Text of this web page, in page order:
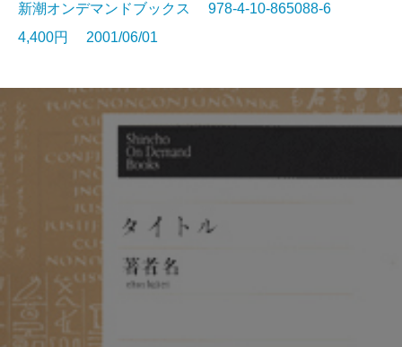
新潮オンデマンドブックス 978-4-10-865088-6
4,400円 2001/06/01